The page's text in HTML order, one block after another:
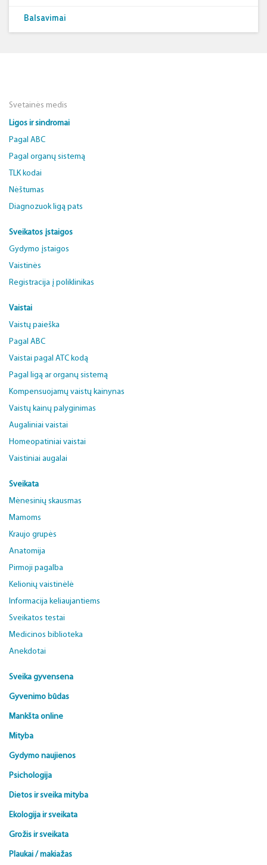
Balsavimai
Svetainės medis
Ligos ir sindromai
Pagal ABC
Pagal organų sistemą
TLK kodai
Nėštumas
Diagnozuok ligą pats
Sveikatos įstaigos
Gydymo įstaigos
Vaistinės
Registracija į poliklinikas
Vaistai
Vaistų paieška
Pagal ABC
Vaistai pagal ATC kodą
Pagal ligą ar organų sistemą
Kompensuojamų vaistų kainynas
Vaistų kainų palyginimas
Augaliniai vaistai
Homeopatiniai vaistai
Vaistiniai augalai
Sveikata
Mėnesinių skausmas
Mamoms
Kraujo grupės
Anatomija
Pirmoji pagalba
Kelionių vaistinėlė
Informacija keliaujantiems
Sveikatos testai
Medicinos biblioteka
Anekdotai
Sveika gyvensena
Gyvenimo būdas
Mankšta online
Mityba
Gydymo naujienos
Psichologija
Dietos ir sveika mityba
Ekologija ir sveikata
Grožis ir sveikata
Plaukai / makiažas